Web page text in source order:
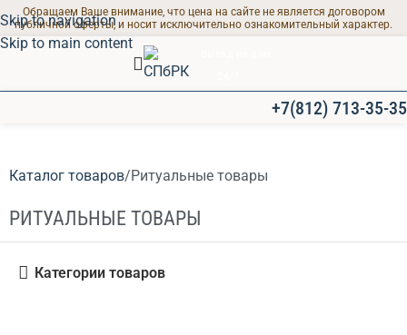
Skip to navigation
Skip to main content
Обращаем Ваше внимание, что цена на сайте не является договором
публичной оферты, и носит исключительно ознакомительный характер.
+7(812) 713-35-35
ПРОЩАЛЬНЫЕ ЗАЛЫ
Современные залы
мероприятий
Каталог товаров Ритуальные товары
РИТУАЛЬНЫЕ ТОВАРЫ
Категории товаров